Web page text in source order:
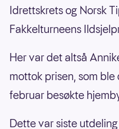
Idrettskrets og Norsk
Fakkelturneens
Her var det altså
mottok prisen, som
februar besøkte
Dette var siste